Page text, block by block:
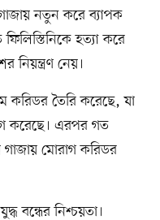
নতুন করে ব্যাপক
হত্যা করে
নেয়।
করিডর তৈরি করেছে, যা
করেছে। এরপর গত
গাজায় মোরাগ করিডর
বন্ধের নিশ্চয়তা।